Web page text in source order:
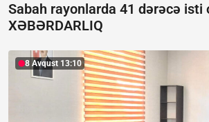
Sabah rayonlarda 41 dərəcə isti
XƏBƏRDARLIQ
8 Avqust 13:10